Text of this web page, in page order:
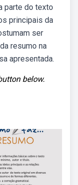
parte do texto
principais da
ser
resumo na
apresentada.
below.